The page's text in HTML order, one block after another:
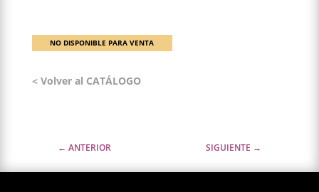
NO DISPONIBLE PARA VENTA
< Volver al CATÁLOGO
← ANTERIOR SIGUIENTE →